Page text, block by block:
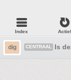
Index
dig CENTRAAL Is